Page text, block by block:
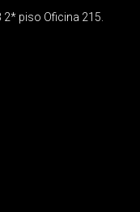
piso Oficina 215.